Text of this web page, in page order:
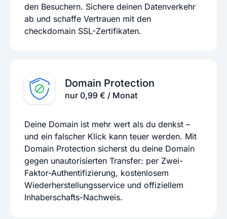
den Besuchern. Sichere deinen Datenverkehr
ab und schaffe Vertrauen mit den
checkdomain SSL-Zertifikaten.
Domain Protection
nur 0,99 € / Monat
Deine Domain ist mehr wert als du denkst –
und ein falscher Klick kann teuer werden. Mit
Domain Protection sicherst du deine Domain
gegen unautorisierten Transfer: per Zwei-
Faktor-Authentifizierung, kostenlosem
Wiederherstellungsservice und offiziellem
Inhaberschafts-Nachweis.